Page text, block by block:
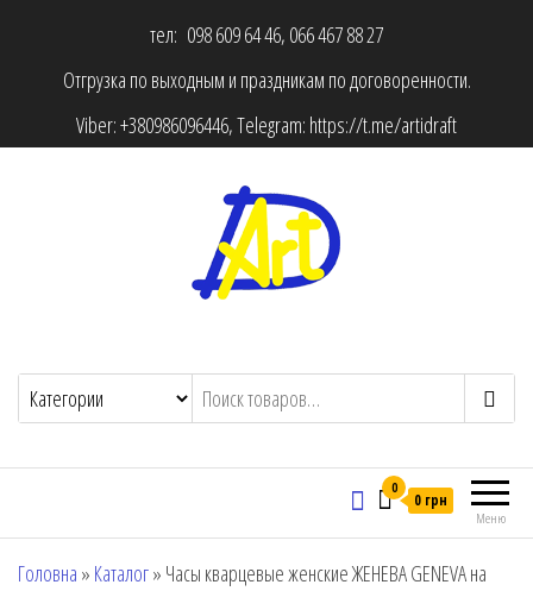
тел: 098 609 64 46, 066 467 88 27
Отгрузка по выходным и праздникам по договоренности.
Viber:+380986096446, Telegram: https://t.me/artidraft
Меню
0
0 грн
Головна » Каталог» Часы кварцевые женские ЖЕНЕВА GENEVA на